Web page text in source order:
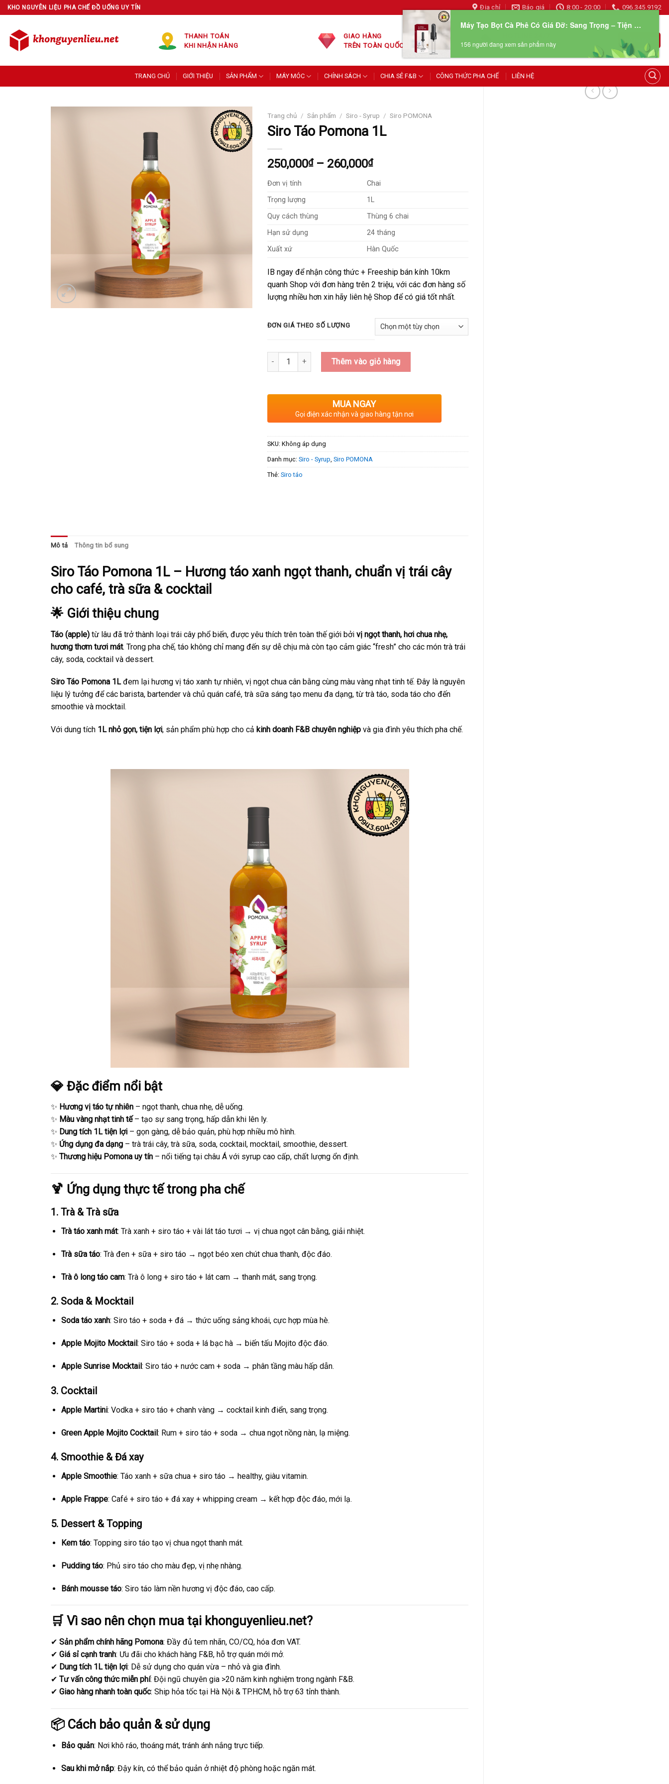
Skip
to
content
KHO NGUYÊN LIỆU PHA CHẾ ĐỒ UỐNG UY TÍN Địa chỉ Báo giá 8:00 - 20:00 096.345.9192
THANH TOÁN
KHI NHẬN HÀNG
GIAO HÀNG
TRÊN TOÀN QUỐC
096 345 9192
Giỏ hàng
TRANG CHỦ GIỚI THIỆU SẢN PHẨM MÁY MÓC CHÍNH SÁCH CHIA SẺ F&B CÔNG THỨC PHA CHẾ LIÊN HỆ
Trang chủ / Sản phẩm / Siro - Syrup / Siro POMONA
Siro Táo Pomona 1L
250,000₫ – 260,000₫Khoảng
từ
250,000₫
đến
260,000₫
Đơn vị tính
Chai
Trọng lượng
1L
Quy cách thùng
Thùng 6 chai
Hạn sử dụng
24 tháng
Xuất xứ
Hàn Quốc
IB ngay để nhận công thức + Freeship bán kính 10km
quanh Shop với đơn hàng trên 2 triệu, với các đơn hàng số
lượng nhiều hơn xin hãy liên hệ Shop để có giá tốt nhất.
ĐƠN GIÁ THEO SỐ LƯỢNG
Số lượng Thêm vào giỏ hàng
MUA NGAY
Gọi điện xác nhận và giao hàng tận nơi
SKU: Không áp dụng
Danh mục: Siro - Syrup Siro POMONA
Thẻ: Siro táo
Mô tả Thông tin bổ sung
Siro Táo Pomona 1L – Hương táo xanh ngọt thanh, chuẩn vị trái cây
cho café, trà sữa & cocktail
🌟 Giới thiệu chung
Táo (apple) từ lâu đã trở thành loại trái cây phổ biến, được yêu thích trên toàn thế giới bởi vị ngọt thanh, hơi chua nhẹ,
hương thơm tươi mát. Trong pha chế, táo không chỉ mang đến sự dễ chịu mà còn tạo cảm giác “fresh” cho các món trà trái
cây, soda, cocktail và dessert.
Siro Táo Pomona 1Lđem lại hương vị táo xanh tự nhiên, vị ngọt chua cân bằng cùng màu vàng nhạt tinh tế. Đây là nguyên
liệu lý tưởng để các barista, bartender và chủ quán café, trà sữa sáng tạo menu đa dạng, từ trà táo, soda táo cho đến
smoothie và mocktail.
Với dung tích 1L nhỏ gọn, tiện lợi, sản phẩm phù hợp cho cả kinh doanh F&B chuyên nghiệp và gia đình yêu thích pha chế.
💎 Đặc điểm nổi bật
✨ Hương vị táo tự nhiên – ngọt thanh, chua nhẹ, dễ uống.
✨ Màu vàng nhạt tinh tế– tạo sự sang trọng, hấp dẫn khi lên ly.
✨ Dung tích 1L tiện lợi – gọn gàng, dễ bảo quản, phù hợp nhiều mô hình.
✨ Ứng dụng đa dạng – trà trái cây, trà sữa, soda, cocktail, mocktail, smoothie, dessert.
✨ Thương hiệu Pomona uy tín – nổi tiếng tại châu Á với syrup cao cấp, chất lượng ổn định.
🍹 Ứng dụng thực tế trong pha chế
1. Trà & Trà sữa
Trà táo xanh mát: Trà xanh + siro táo + vài lát táo tươi → vị chua ngọt cân bằng, giải nhiệt.
Trà sữa táo: Trà đen + sữa + siro táo → ngọt béo xen chút chua thanh, độc đáo.
Trà ô long táo cam: Trà ô long + siro táo + lát cam → thanh mát, sang trọng.
2. Soda & Mocktail
Soda táo xanh: Siro táo + soda + đá → thức uống sảng khoái, cực hợp mùa hè.
Apple Mojito Mocktail : Siro táo + soda + lá bạc hà → biến tấu Mojito độc đáo.
Apple Sunrise Mocktail: Siro táo + nước cam + soda → phân tầng màu hấp dẫn.
3. Cocktail
Apple Martini: Vodka + siro táo + chanh vàng → cocktail kinh điển, sang trọng.
Green Apple Mojito Cocktail: Rum + siro táo + soda → chua ngọt nồng nàn, lạ miệng.
4. Smoothie & Đá xay
Apple Smoothie: Táo xanh + sữa chua + siro táo → healthy, giàu vitamin.
Apple Frappe: Café + siro táo + đá xay + whipping cream → kết hợp độc đáo, mới lạ.
5. Dessert & Topping
Kem táo: Topping siro táo tạo vị chua ngọt thanh mát.
Pudding táo: Phủ siro táo cho màu đẹp, vị nhẹ nhàng.
Bánh mousse táo: Siro táo làm nền hương vị độc đáo, cao cấp.
🛒 Vì sao nên chọn mua tại khonguyenlieu.net?
✔ Sản phẩm chính hãng Pomona: Đầy đủ tem nhãn, CO/CQ, hóa đơn VAT.
✔ Giá sỉ cạnh tranh: Ưu đãi cho khách hàng F&B, hỗ trợ quán mới mở.
✔ Dung tích 1L tiện lợi: Dễ sử dụng cho quán vừa – nhỏ và gia đình.
✔ Tư vấn công thức miễn phí: Đội ngũ chuyên gia >20 năm kinh nghiệm trong ngành F&B.
✔ Giao hàng nhanh toàn quốc: Ship hỏa tốc tại Hà Nội & TP.HCM, hỗ trợ 63 tỉnh thành.
📦 Cách bảo quản & sử dụng
Bảo quản: Nơi khô ráo, thoáng mát, tránh ánh nắng trực tiếp.
Sau khi mở nắp: Đậy kín, có thể bảo quản ở nhiệt độ phòng hoặc ngăn mát.
Máy Tạo Bọt Cà Phê Có Giá Đỡ: Sang Trọng – Tiện Lợi – Sạc Type-C
156 người đang xem sản phẩm này